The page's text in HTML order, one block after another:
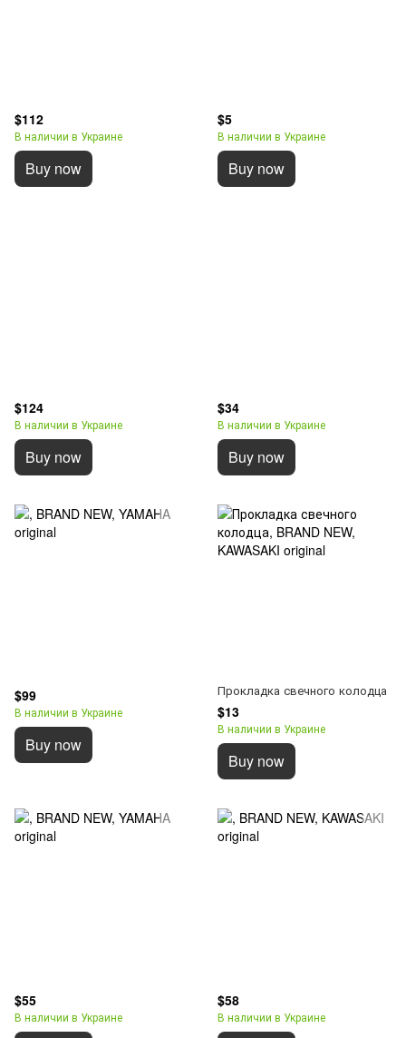
$112
В наличии в Украине
Buy now
$5
В наличии в Украине
Buy now
$124
В наличии в Украине
Buy now
$34
В наличии в Украине
Buy now
$99
В наличии в Украине
Buy now
Прокладка свечного колодца
$13
В наличии в Украине
Buy now
$55
В наличии в Украине
$58
В наличии в Украине